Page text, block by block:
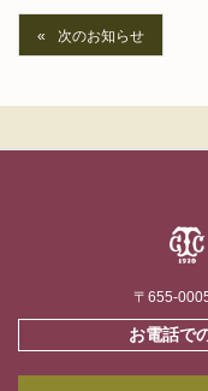
次のお知らせ
〒655-
お電話で